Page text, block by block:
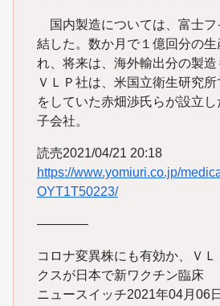
国内製造については、富士フ
結した。数か月で１億回分の生
れ、将来は、海外輸出分の製造
ＶＬＰ社は、米国立衛生研究
をしていた赤畑渉氏らが設立
子会社。
読売2021/04/21 20:18
https://www.yomiuri.co.jp/
OYT1T50223/
————
コロナ変異株にも有効か、Ｖ
クスが日本で新ワクチン臨床
ニュースイッチ2021年04月06日